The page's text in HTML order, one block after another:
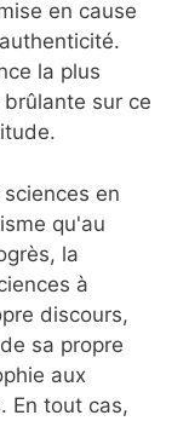
en cause
la plus
sur ce
en
qu'au
la
à
discours,
sa propre
aux
En tout cas,